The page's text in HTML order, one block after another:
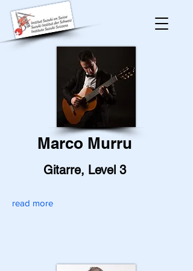
Marco Murru
Gitarre, Level 3
read more